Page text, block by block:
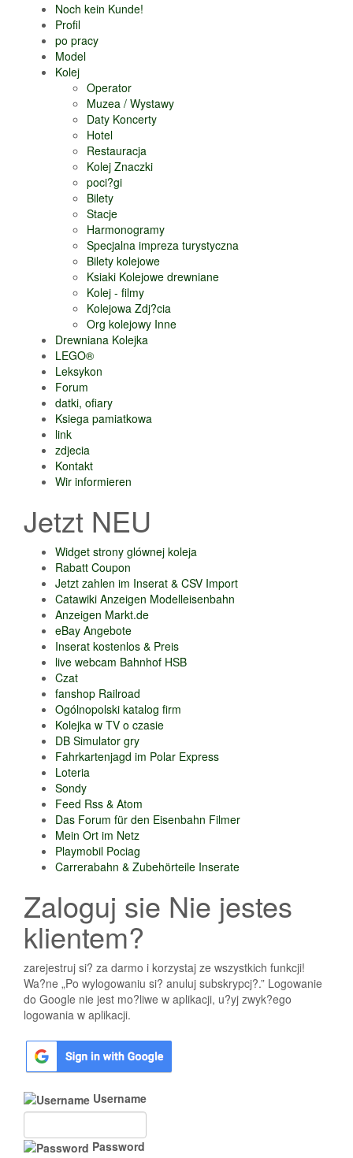
Noch kein Kunde!
Profil
po pracy
Model
Kolej
Operator
Muzea / Wystawy
Daty Koncerty
Hotel
Restauracja
Kolej Znaczki
poci?gi
Bilety
Stacje
Harmonogramy
Specjalna impreza turystyczna
Bilety kolejowe
Ksiaki Kolejowe drewniane
Kolej - filmy
Kolejowa Zdj?cia
Org kolejowy Inne
Drewniana Kolejka
LEGO®
Leksykon
Forum
datki, ofiary
Ksiega pamiatkowa
link
zdjecia
Kontakt
Wir informieren
Jetzt NEU
Widget strony glównej koleja
Rabatt Coupon
Jetzt zahlen im Inserat & CSV Import
Catawiki Anzeigen Modelleisenbahn
Anzeigen Markt.de
eBay Angebote
Inserat kostenlos & Preis
live webcam Bahnhof HSB
Czat
fanshop Railroad
Ogólnopolski katalog firm
Kolejka w TV o czasie
DB Simulator gry
Fahrkartenjagd im Polar Express
Loteria
Sondy
Feed Rss & Atom
Das Forum für den Eisenbahn Filmer
Mein Ort im Netz
Playmobil Pociag
Carrerabahn & Zubehörteile Inserate
Zaloguj sie Nie jestes
klientem?
zarejestruj si? za darmo i korzystaj ze wszystkich funkcji!
Wa?ne „Po wylogowaniu si? anuluj subskrypcj?.” Logowanie
do Google nie jest mo?liwe w aplikacji, u?yj zwyk?ego
logowania w aplikacji.
Username
Password